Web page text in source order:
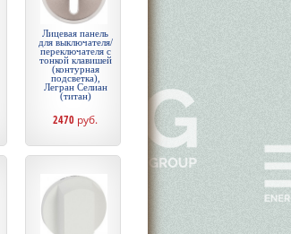
Лицевая панель
для выключателя/
переключателя с
тонкой клавишей
(контурная
подсветка),
Легран Селиан
(титан)
2470 руб.